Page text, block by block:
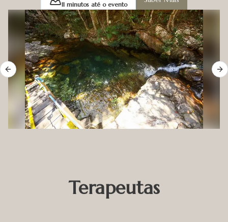
11 minutos até o evento
Previous slide
Terapeutas